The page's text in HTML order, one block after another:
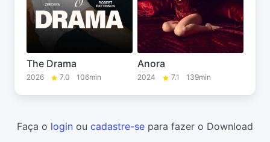
The Drama
2026 7.0 106min
Anora
2024 7.1 139min
Faça o login ou cadastre-se para fazer o Download